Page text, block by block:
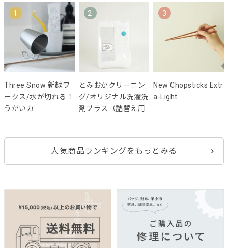
1
Three Snow 新越ワ
ークス/水が切れる！
うがいカ
2
とみおかクリーニン
グ/オリジナル洗濯洗
剤プラス（詰替え用
3
New Chopsticks Extr
a-Light
人気商品ランキングをもっとみる